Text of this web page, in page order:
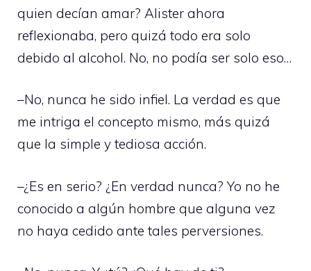
quien decían amar? Alister ahora
reflexionaba, pero quizá todo era solo
debido al alcohol. No, no podía ser solo eso…
–No, nunca he sido infiel. La verdad es que
me intriga el concepto mismo, más quizá
que la simple y tediosa acción.
–¿Es en serio? ¿En verdad nunca? Yo no he
conocido a algún hombre que alguna vez
no haya cedido ante tales perversiones.